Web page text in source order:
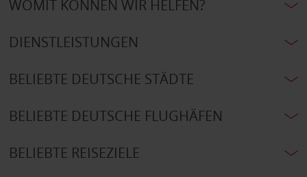
WOMIT KÖNNEN WIR HELFEN?
DIENSTLEISTUNGEN
BELIEBTE DEUTSCHE STÄDTE
BELIEBTE DEUTSCHE FLUGHÄFEN
BELIEBTE REISEZIELE